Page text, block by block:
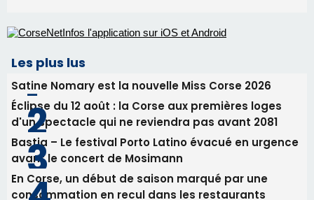
avant le concert de Mosimann
consommation en recul dans les restaurants
La gendarmerie alerte les restaurateurs corses
face à une nouvelle escroquerie au faux vendeur de
vin
Newsletter